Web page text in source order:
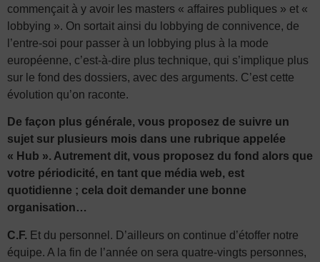
commençait à y avoir les masters « affaires publiques » et «
lobbying ». On sortait ainsi du lobbying de connivence, de
l’entre-soi pour passer à un lobbying plus à la mode
européenne, c’est-à-dire plus technique, qui s’implique plus
sur le fond des dossiers, avec des arguments. C’est cette
évolution qu’on raconte.
De façon plus générale, vous proposez de suivre un
sujet sur plusieurs mois dans une rubrique appelée
« Hub ». Autrement dit, vous proposez du fond alors que
votre périodicité, en tant que média web, est
quotidienne ; cela doit demander une bonne
organisation…
C.F. Et du personnel. D’ailleurs on continue d’étoffer notre
équipe. A la fin de l’année on sera quatre-vingts personnes,